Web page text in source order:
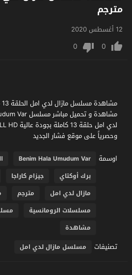
مترجم
12 أغسطس 2020
0
0
وحصرياً على موقع فشار الجديد
اوسمة
Benim Hala Umudum Var
برك أوكتاي
جيزام كاراجا
مازال لدي امل
مترجم
مسلسلات الرومانسية
مشاهدة
تصنيفات مسلسل مازال لدي امل